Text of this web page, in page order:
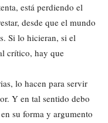
está perdiendo el
desde que el mundo
Si lo hicieran, si el
crítico, hay que
lo hacen para servir
Y en tal sentido debo
su forma y argumento